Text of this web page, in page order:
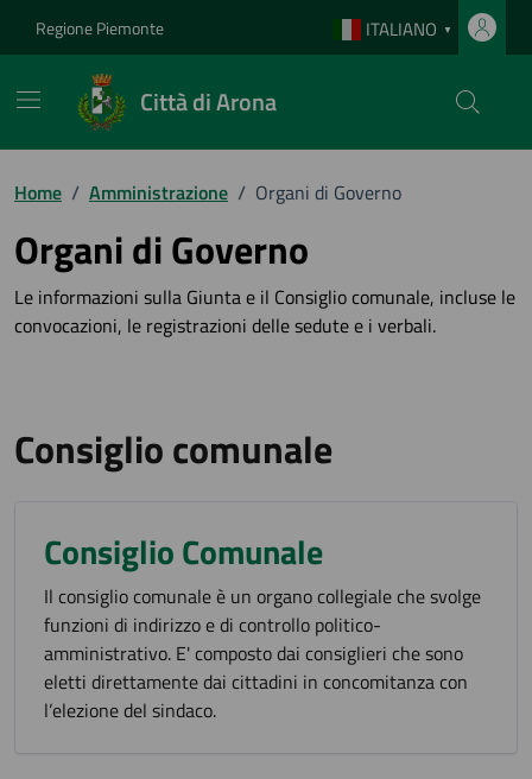
Regione Piemonte ITALIANO ▼
Città di Arona
Home / Amministrazione / Organi di Governo
Organi di Governo
Le informazioni sulla Giunta e il Consiglio comunale, incluse le
convocazioni, le registrazioni delle sedute e i verbali.
Consiglio comunale
Consiglio Comunale
Il consiglio comunale è un organo collegiale che svolge
funzioni di indirizzo e di controllo politico-
amministrativo. E' composto dai consiglieri che sono
eletti direttamente dai cittadini in concomitanza con
l’elezione del sindaco.